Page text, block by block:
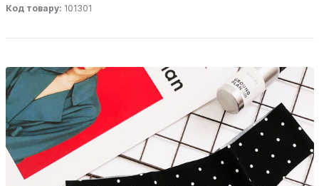
Код товару: 101301